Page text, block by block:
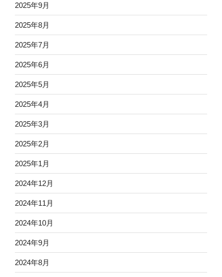
2025年9月
2025年8月
2025年7月
2025年6月
2025年5月
2025年4月
2025年3月
2025年2月
2025年1月
2024年12月
2024年11月
2024年10月
2024年9月
2024年8月